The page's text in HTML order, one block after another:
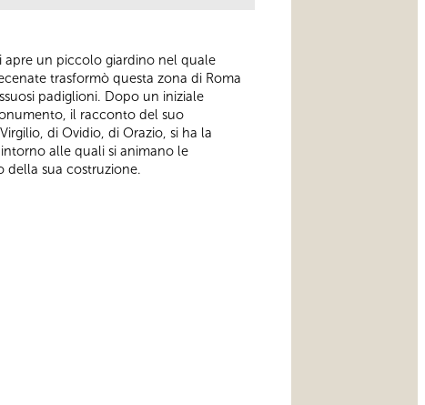
apre un piccolo giardino nel quale
trasformò questa zona di Roma
padiglioni. Dopo un iniziale
il racconto del suo
di Ovidio, di Orazio, si ha la
alle quali si animano le
della sua costruzione.